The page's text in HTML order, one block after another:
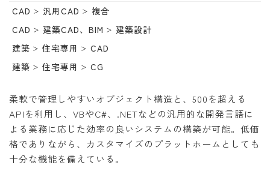
CAD 汎用CAD
複合
CAD
建築CAD、BIM
建築設計
建築
住宅専用
CAD
建築
住宅専用 CG
柔軟で管理しやすいオブジェクト構造と、500を超える
APIを利用し、VBやC#、.NETなどの汎用的な開発言語に
よる業務に応じた効率の良いシステムの構築が可能。低価
格でありながら、カスタマイズのプラットホームとしても
十分な機能を備えている。